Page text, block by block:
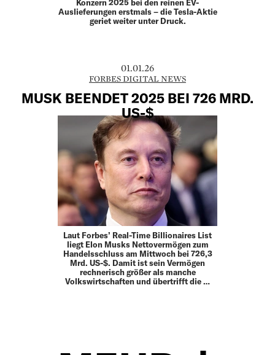
Konzern 2025 bei den reinen EV-
Auslieferungen erstmals – die Tesla-Aktie
geriet weiter unter Druck.
01.01.26
FORBES DIGITAL NEWS
MUSK BEENDET 2025 BEI 726 MRD.
US-$
Laut Forbes’ Real-Time Billionaires List
liegt Elon Musks Nettovermögen zum
Handelsschluss am Mittwoch bei 726,3
Mrd. US-$. Damit ist sein Vermögen
rechnerisch größer als manche
Volkswirtschaften und übertrifft die …